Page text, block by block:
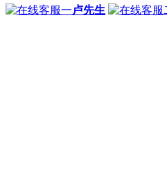
卢先生